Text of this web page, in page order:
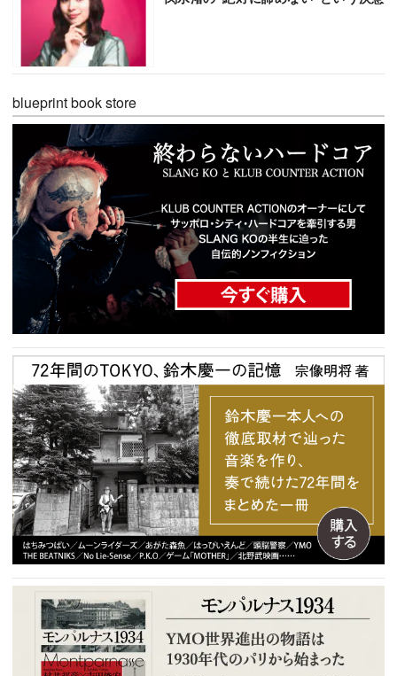
blueprint book store